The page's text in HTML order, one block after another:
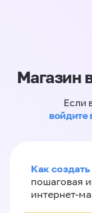
Магазин
Если
войдите
Как
пошаговая
интернет-